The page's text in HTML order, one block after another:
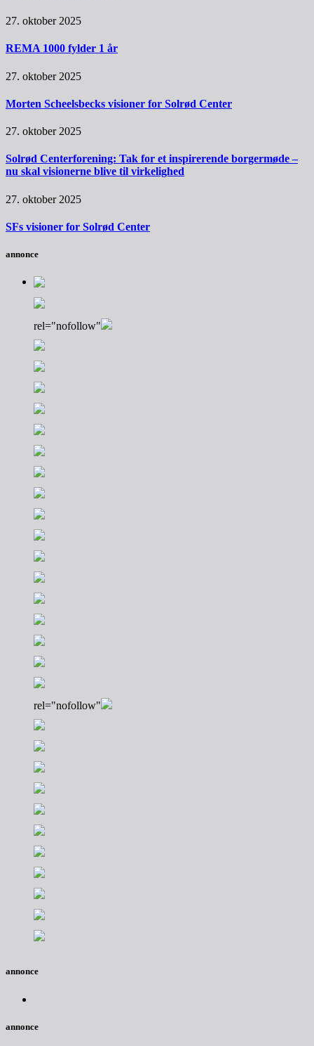
27. oktober 2025
REMA 1000 fylder 1 år
27. oktober 2025
Morten Scheelsbecks visioner for Solrød Center
27. oktober 2025
Solrød Centerforening: Tak for et inspirerende borgermøde –
nu skal visionerne blive til virkelighed
27. oktober 2025
SFs visioner for Solrød Center
annonce
rel="nofollow"
rel="nofollow"
annonce
annonce